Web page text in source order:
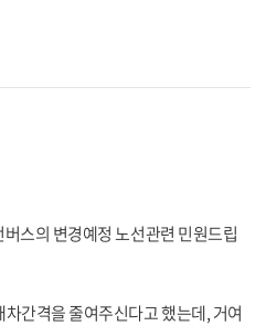
스의 변경예정 노선관련 민원드립
간격을 줄여주신다고 했는데, 거여